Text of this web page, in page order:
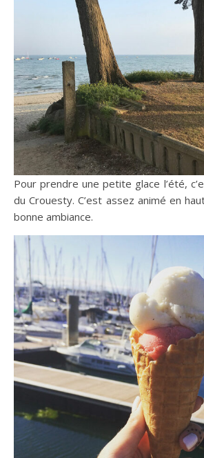
Pour prendre une petite glace l’été,
du Crouesty. C’est assez animé en
bonne ambiance.